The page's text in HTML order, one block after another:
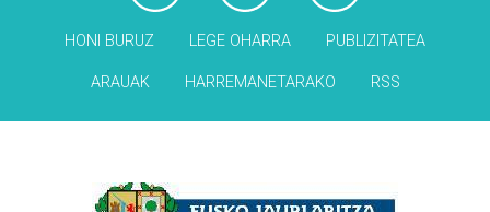
HONI BURUZ LEGE OHARRA PUBLIZITATEA
ARAUAK HARREMANETARAKO RSS